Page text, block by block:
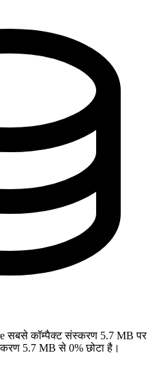
सबसे कॉम्पैक्ट संस्करण 5.7 MB पर
5.7 MB से 0% छोटा है।